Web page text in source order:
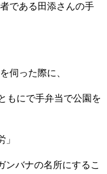
である田添さんの手
伺った際に、
もにで手弁当で公園を
バナの名所にするこ